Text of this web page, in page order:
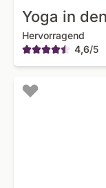
Yoga in
Hervorragend
4,6/5